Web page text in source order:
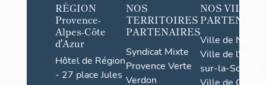
RÉGION
Provence-
Alpes-Côte
d'Azur
Hôtel de Région
- 27 place Jules
NOS
TERRITOIRES
PARTENAIRES
Syndicat Mixte
Provence Verte
Verdon
NOS VILLES
Ville de Nice
Ville de l'Isle-
sur-la-Sorgue